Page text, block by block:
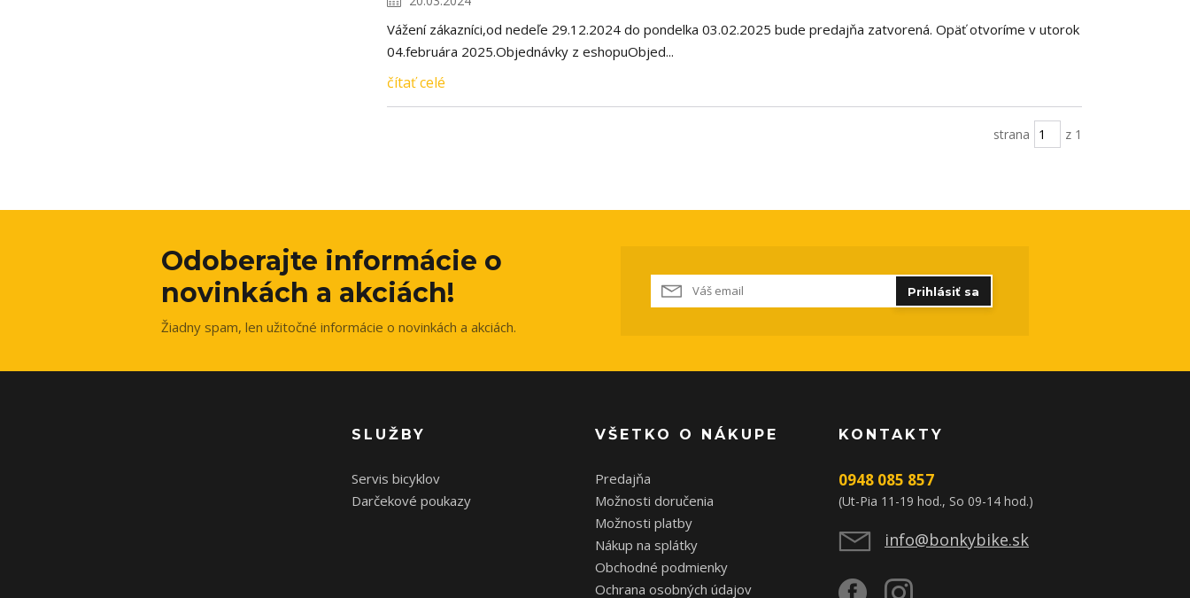
Vážení zákazníci,od nedeľe 29.12.2024 do pondelka 03.02.2025 bude predajňa zatvorená. Opäť otvoríme v utorok
04.februára 2025.Objednávky z eshopuObjed...
čítať celé
strana z 1
Odoberajte informácie o
novinkách a akciách!
Žiadny spam, len užitočné informácie o novinkách a akciách.
Prihlásiť sa
SLUŽBY
Servis bicyklov
Darčekové poukazy
VŠETKO O NÁKUPE
Predajňa
Možnosti doručenia
Možnosti platby
Nákup na splátky
Obchodné podmienky
Ochrana osobných údajov
KONTAKTY
0948 085 857
(Ut-Pia 11-19 hod., So 09-14 hod.)
info@bonkybike.sk